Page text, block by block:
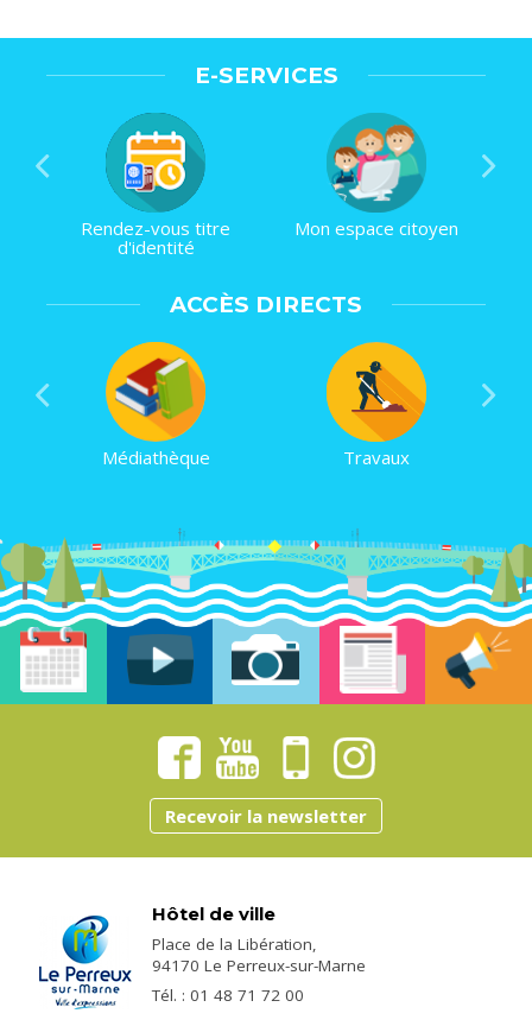
E-SERVICES
Rendez-vous titre
d'identité
Mon espace citoyen
ACCÈS DIRECTS
Médiathèque Travaux
Recevoir la newsletter
Hôtel de ville
Place de la Libération,
94170 Le Perreux-sur-Marne
Tél. : 01 48 71 72 00